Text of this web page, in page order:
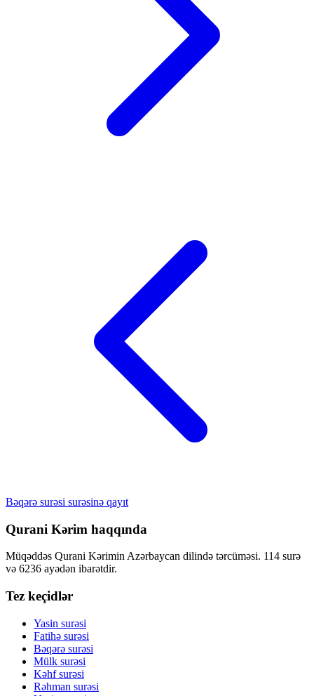
Bəqərə surəsi surəsinə qayıt
Qurani Kərim haqqında
Müqəddəs Qurani Kərimin Azərbaycan dilində tərcüməsi. 114 surə
və 6236 ayədən ibarətdir.
Tez keçidlər
Yasin surəsi
Fatihə surəsi
Bəqərə surəsi
Mülk surəsi
Kəhf surəsi
Rəhman surəsi